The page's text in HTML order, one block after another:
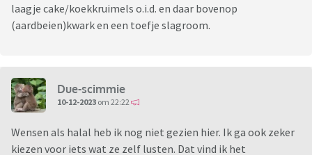
laagje cake/koekkruimels o.i.d. en daar bovenop
(aardbeien)kwark en een toefje slagroom.
Due-scimmie
10-12-2023 om 22:22
Wensen als halal heb ik nog niet gezien hier. Ik ga ook zeker
kiezen voor iets wat ze zelf lusten. Dat vind ik het